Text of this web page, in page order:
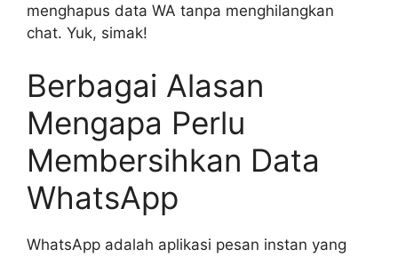
menghapus data WA tanpa menghilangkan
chat. Yuk, simak!
Berbagai Alasan
Mengapa Perlu
Membersihkan Data
WhatsApp
WhatsApp adalah aplikasi pesan instan yang